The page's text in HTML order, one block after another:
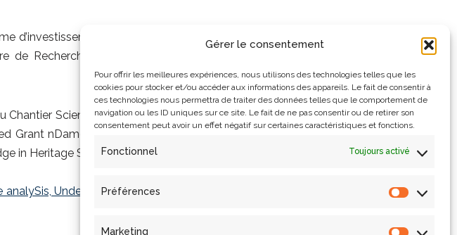
Gérer le consentement
Pour offrir les meilleures expériences, nous utilisons des technologies telles que les
cookies pour stocker et/ou accéder aux informations des appareils. Le fait de consentir à
ces technologies nous permettra de traiter des données telles que le comportement de
navigation ou les ID uniques sur ce site. Le fait de ne pas consentir ou de retirer son
consentement peut avoir un effet négatif sur certaines caractéristiques et fonctions.
Fonctionnel Toujours activé
Préférences
Marketing
d’investissements d’avenir
de Recherche Paris Seine
Chantier Scientifique Notre-
Grant nDame_Heritage: n-
in Heritage Science).
Understanding and